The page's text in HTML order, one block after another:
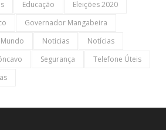
Educação
Eleições 2020
Governador Mangabeira
Mundo Noticias
Notícias
Segurança
Telefone Úteis